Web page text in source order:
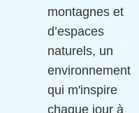
montagnes et
d’espaces
naturels, un
environnement
qui m'inspire
chaque jour à